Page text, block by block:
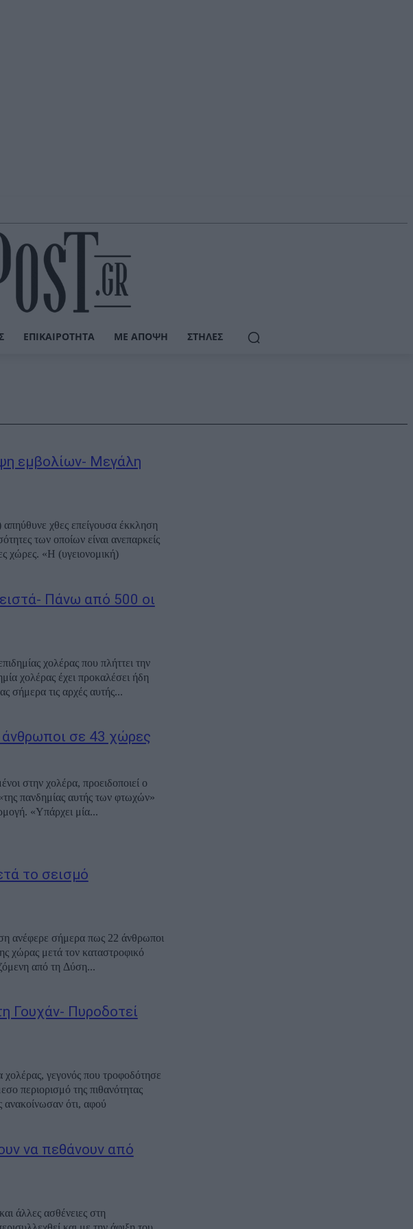
ΕΠΙΚΑΙΡΌΤΗΤΑ ΜΕ ΆΠΟΨΗ ΣΤΉΛΕΣ
εμβολίων- Μεγάλη
χθες επείγουσα έκκληση
των οποίων είναι ανεπαρκείς
χώρες. «Η (υγειονομική)
Πάνω από 500 οι
χολέρας που πλήττει την
χολέρας έχει προκαλέσει ήδη
σήμερα τις αρχές αυτής...
άνθρωποι σε 43 χώρες
στην χολέρα, προειδοποιεί ο
πανδημίας αυτής των φτωχών»
«Υπάρχει μία...
το σεισμό
ανέφερε σήμερα πως 22 άνθρωποι
χώρας μετά τον καταστροφικό
και τη Συρία. Η υποστηριζόμενη από τη Δύση...
Γουχάν- Πυροδοτεί
γεγονός που τροφοδότησε
περιορισμό της πιθανότητας
να πεθάνουν από
άλλες ασθένειες στη